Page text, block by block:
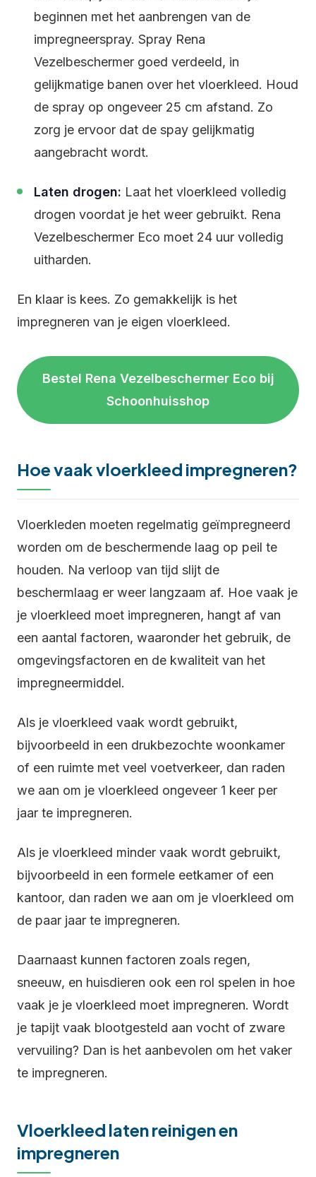
beginnen met het aanbrengen van de
impregneerspray. Spray Rena
Vezelbeschermer goed verdeeld, in
gelijkmatige banen over het vloerkleed. Houd
de spray op ongeveer 25 cm afstand. Zo
zorg je ervoor dat de spay gelijkmatig
aangebracht wordt.
Laten drogen: Laat het vloerkleed volledig
drogen voordat je het weer gebruikt. Rena
Vezelbeschermer Eco moet 24 uur volledig
uitharden.
En klaar is kees. Zo gemakkelijk is het
impregneren van je eigen vloerkleed.
Bestel Rena Vezelbeschermer Eco bij
Schoonhuisshop
Hoe vaak vloerkleed impregneren?
Vloerkleden moeten regelmatig geïmpregneerd
worden om de beschermende laag op peil te
houden. Na verloop van tijd slijt de
beschermlaag er weer langzaam af. Hoe vaak je
je vloerkleed moet impregneren, hangt af van
een aantal factoren, waaronder het gebruik, de
omgevingsfactoren en de kwaliteit van het
impregneermiddel.
Als je vloerkleed vaak wordt gebruikt,
bijvoorbeeld in een drukbezochte woonkamer
of een ruimte met veel voetverkeer, dan raden
we aan om je vloerkleed ongeveer 1 keer per
jaar te impregneren.
Als je vloerkleed minder vaak wordt gebruikt,
bijvoorbeeld in een formele eetkamer of een
kantoor, dan raden we aan om je vloerkleed om
de paar jaar te impregneren.
Daarnaast kunnen factoren zoals regen,
sneeuw, en huisdieren ook een rol spelen in hoe
vaak je je vloerkleed moet impregneren. Wordt
je tapijt vaak blootgesteld aan vocht of zware
vervuiling? Dan is het aanbevolen om het vaker
te impregneren.
Vloerkleed laten reinigen en
impregneren